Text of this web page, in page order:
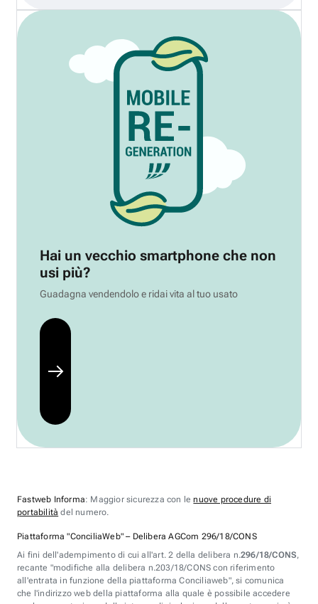
Hai un vecchio smartphone che non
usi più?
Guadagna vendendolo e ridai vita al tuo usato
Fastweb Informa: Maggior sicurezza con lenuove procedure di
portabilità del numero.
Piattaforma "ConciliaWeb" – Delibera AGCom 296/18/CONS
Ai fini dell'adempimento di cui all'art. 2 della delibera n.296/18/CONS,
recante "modifiche alla delibera n.203/18/CONS con riferimento
all'entrata in funzione della piattaforma Conciliaweb", si comunica
che l'indirizzo web della piattaforma alla quale è possibile accedere